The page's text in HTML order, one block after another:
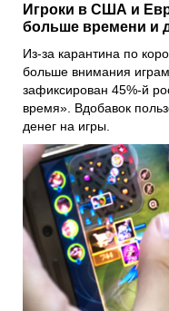
Игроки в США и
больше времени и
Из-за карантина по
больше внимания
зафиксирован 45%-й
время». Вдобавок
денег на игры.